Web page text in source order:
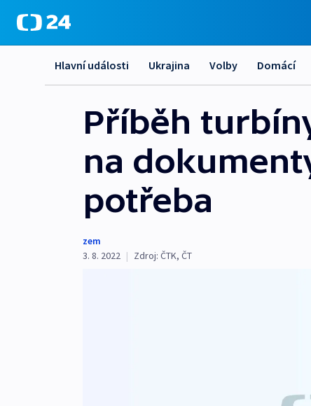
Hlavní události Ukrajina Volby Domácí
Příběh
na
potřeba
zem
3. 8. 2022 | Zdroj: ČTK, ČT